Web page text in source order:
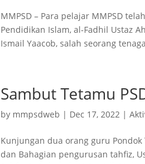
MMPSD – Para pelajar MMPSD
Pendidikan Islam, al-Fadhil Ustaz
Ismail Yaacob, salah seorang
Sambut Tetamu
by mmpsdweb | Dec 17, 2022 |
Kunjungan dua orang guru
dan Bahagian pengurusan tahfiz,